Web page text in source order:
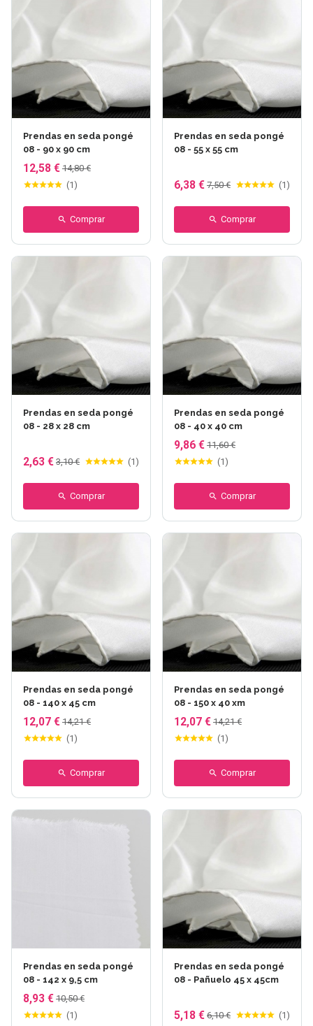
Prendas en seda pongé
08 - 90 x 90 cm
12,58 € 14,80 €
(1 )
Comprar
Prendas en seda pongé
08 - 55 x 55 cm
6,38 € 7,50 € (1 )
Comprar
Prendas en seda pongé
08 - 28 x 28 cm
2,63 € 3,10 € (1 )
Comprar
Prendas en seda pongé
08 - 40 x 40 cm
9,86 € 11,60 €
(1 )
Comprar
Prendas en seda pongé
08 - 140 x 45 cm
12,07 € 14,21 €
(1 )
Comprar
Prendas en seda pongé
08 - 150 x 40 xm
12,07 € 14,21 €
(1 )
Comprar
Prendas en seda pongé
08 - 142 x 9,5 cm
8,93 € 10,50 €
(1 )
Prendas en seda pongé
08 - Pañuelo 45 x 45cm
5,18 € 6,10 € (1 )